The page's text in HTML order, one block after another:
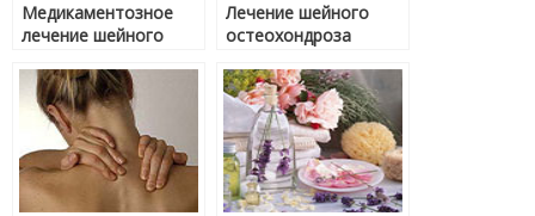
Медикаментозное
лечение шейного
Лечение шейного
остеохондроза